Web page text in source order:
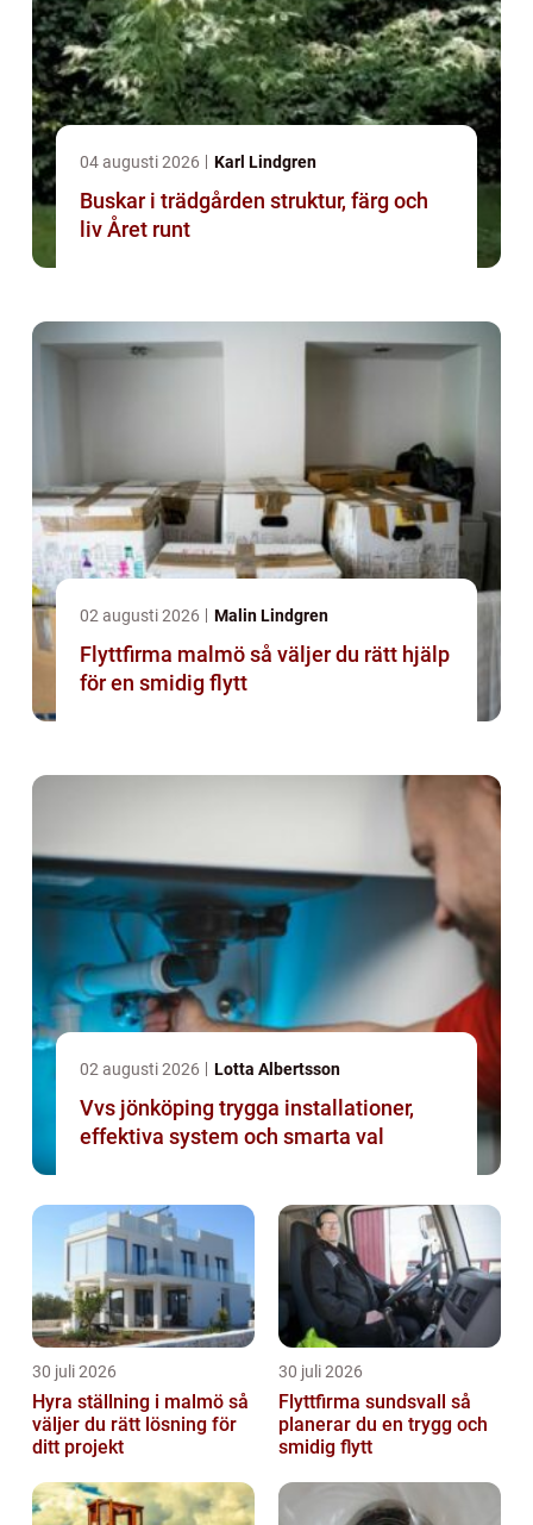
04 augusti 2026 Karl Lindgren
Buskar i trädgården struktur, färg och
liv Året runt
02 augusti 2026 Malin Lindgren
Flyttfirma malmö så väljer du rätt hjälp
för en smidig flytt
02 augusti 2026 Lotta Albertsson
Vvs jönköping trygga installationer,
effektiva system och smarta val
30 juli 2026
Hyra ställning i malmö så
väljer du rätt lösning för
ditt projekt
30 juli 2026
Flyttfirma sundsvall så
planerar du en trygg och
smidig flytt